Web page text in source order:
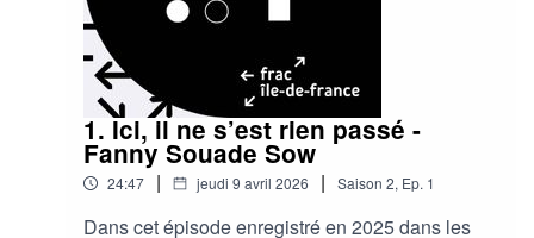
1. Ici, il ne s’est rien passé -
Fanny Souade Sow
24:47 | jeudi 9 avril 2026 | Saison 2, Ep. 1
Dans cet épisode enregistré en 2025 dans les